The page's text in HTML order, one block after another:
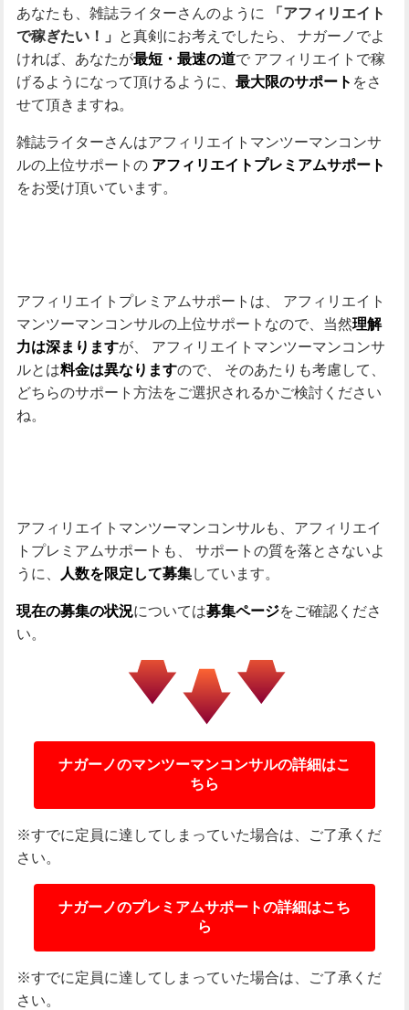
あなたも、雑誌ライターさんのように
「アフィリエイト
で稼ぎたい！」
と真剣にお考えでしたら、
ナガーノでよ
ければ、あなたが最短・最速の道でアフィリエイトで稼
げるようになって頂けるように、 最大限のサポート をさ
せて頂きますね。
雑誌ライターさんはアフィリエイトマンツーマンコンサ
ルの上位サポートの アフィリエイトプレミアムサポート
をお受け頂いています。
アフィリエイトプレミアムサポートは、
アフィリエイト
マンツーマンコンサルの上位サポートなので、当然理解
力は深まりますが、
アフィリエイトマンツーマンコンサ
ルとは料金は異なりますので、
そのあたりも考慮して、
どちらのサポート方法をご選択されるかご検討ください
ね。
アフィリエイトマンツーマンコンサルも、アフィリエイ
トプレミアムサポートも、
サポートの質を落とさないよ
うに、
人数を限定して募集しています。
現在の募集の状況については募集ページをご確認くださ
い。
ナガーノのマンツーマンコンサルの詳細はこ
ちら
※すでに定員に達してしまっていた場合は、ご了承くだ
さい。
ナガーノのプレミアムサポートの詳細はこち
ら
※すでに定員に達してしまっていた場合は、ご了承くだ
さい。